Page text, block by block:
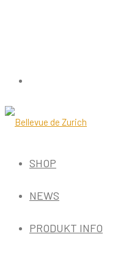
SHOP
NEWS
PRODUKT INFO